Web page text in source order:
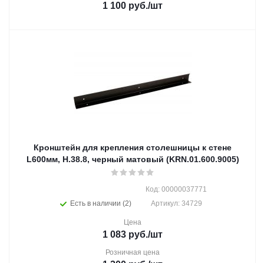
1 100 руб./шт
Кронштейн для крепления столешницы к стене
L600мм, Н.38.8, черный матовый (KRN.01.600.9005)
Есть в наличии (2)
Код: 00000037771
Артикул: 34729
Цена
1 083 руб./шт
Розничная цена